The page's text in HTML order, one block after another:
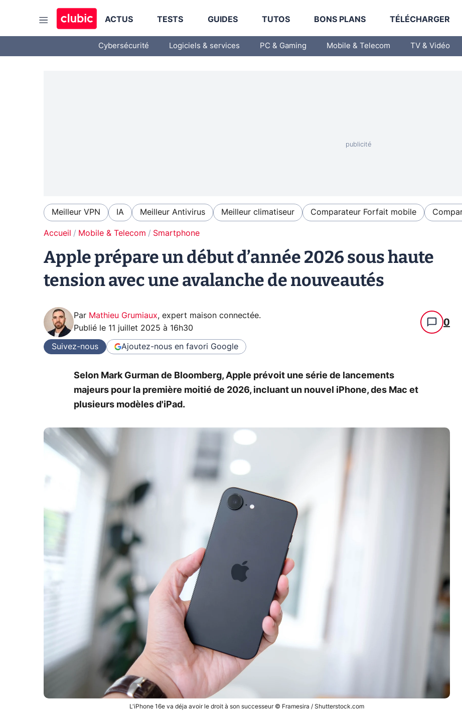
ACTUS TESTS GUIDES TUTOS BONS PLANS TÉLÉCHARGER
Cybersécurité Logiciels & services PC & Gaming Mobile & Telecom TV & Vidéo
Meilleur VPN IA Meilleur Antivirus Meilleur climatiseur Comparateur Forfait mobile
Accueil Mobile & Telecom Smartphone
Apple prépare un début d’année 2026 sous haute
tension avec une avalanche de nouveautés
Par Mathieu Grumiaux, expert maison connectée.
Publié le 11 juillet 2025 à 16h30 0
Suivez-nous Ajoutez-nous en favori Google
Selon Mark Gurman de Bloomberg, Apple prévoit une série de lancements
majeurs pour la première moitié de 2026, incluant un nouvel iPhone, des Mac et
plusieurs modèles d'iPad.
L'iPhone 16e va déja avoir le droit à son successeur © Framesira / Shutterstock.com